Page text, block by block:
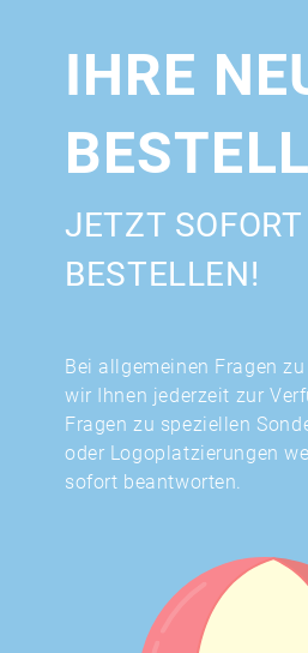
IHRE
JETZT SOFORT
BESTELLEN!
Bei allgemeinen Fragen
wir Ihnen jederzeit zur
Fragen zu speziellen
oder Logoplatzierungen
sofort beantworten.